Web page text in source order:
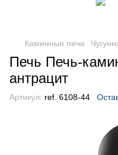
Каминные печи
Печь Печь-
антрацит
Артикул: ref. 6108-44